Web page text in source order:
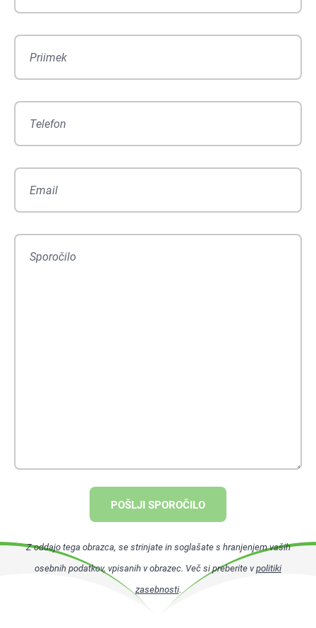
POŠLJI SPOROČILO
Z oddajo tega obrazca, se strinjate in soglašate s hranjenjem vaših
osebnih podatkov, vpisanih v obrazec. Več si preberite vpolitiki
zasebnosti.